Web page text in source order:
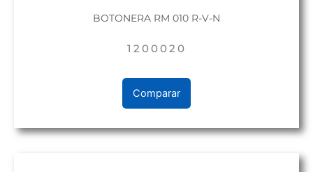
BOTONERA RM 010 R-V-N
1200020
Comparar